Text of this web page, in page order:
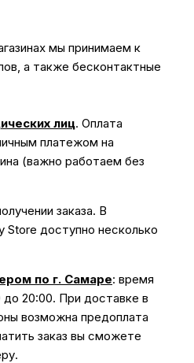
мы принимаем к
а также бесконтактные
лиц. Оплата
платежом на
(важно работаем без
заказа. В
Store доступно несколько
по г. Самаре: время
до 20:00. При доставке в
возможна предоплата
заказ вы сможете